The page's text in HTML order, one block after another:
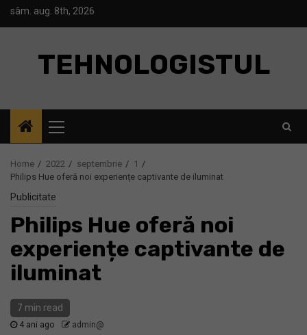
Skipsâm. aug. 8th, 2026
TEHNOLOGISTUL
Menu
Home 2022 septembrie
1
Philips Hue oferă noi experiențe captivante de iluminat
Publicitate
Philips Hue oferă noi
experiențe captivante de
iluminat
7 min read
4 ani ago admin@